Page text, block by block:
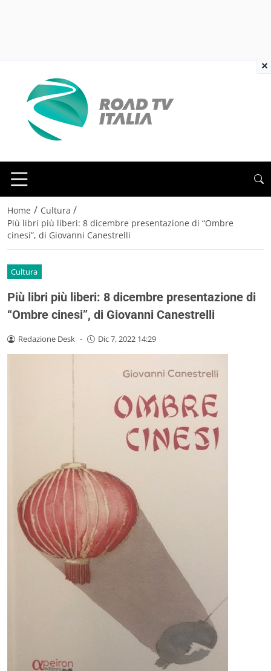
Home / Cultura /
Più libri più liberi: 8 dicembre presentazione di “Ombre
cinesi”, di Giovanni Canestrelli
Cultura
Più libri più liberi: 8 dicembre presentazione di
“Ombre cinesi”, di Giovanni Canestrelli
Redazione Desk - Dic 7, 2022 14:29
×